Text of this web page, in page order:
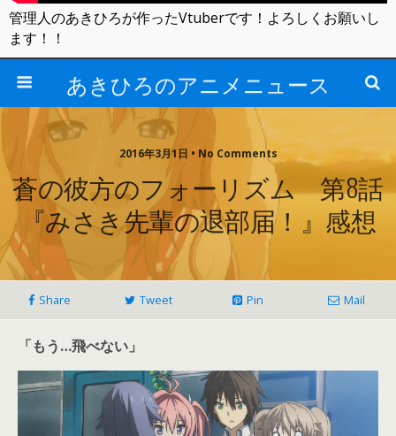
あきひろのアニメニュース
2016年3月1日 • No Comments
蒼の彼方のフォーリズム 第8話
『みさき先輩の退部届！』感想
Share Tweet Pin Mail
「もう…飛べない」
管理人のあきひろが作ったVtuberです！よろしくお願いし
ます！！